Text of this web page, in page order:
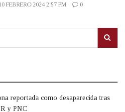
FEBRERO 2024 2:57 PM
0
reportada como desaparecida tras
y PNC